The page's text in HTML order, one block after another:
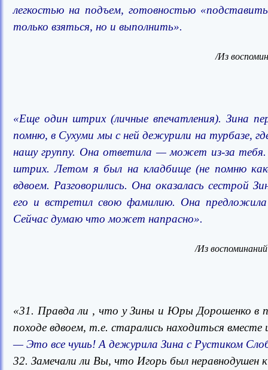
легкостью на подъем, готовностью
только взяться, но и выполнить».
/Из
«Еще один штрих (личные впечатления). Зина
помню, в Сухуми мы с ней дежурили на турбазе,
нашу группу. Она ответила — может из-за
штрих. Летом я был на кладбище (не помню
вдвоем. Разговорились. Она оказалась
его и встретил свою фамилию. Она
Сейчас думаю что может напрасно».
/Из
«31. Правда ли , что у Зины и Юры Дорошенко в
походе вдвоем, т.е. старались находиться
— Это все чушь! А дежурила Зина с Рустиком
32. Замечали ли Вы, что Игорь был неравнодушен